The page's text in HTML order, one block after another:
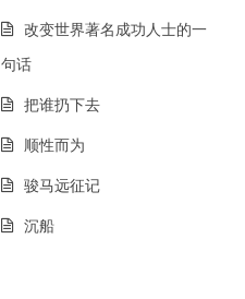
改变世界著名成功人士的一
句话
把谁扔下去
顺性而为
骏马远征记
沉船